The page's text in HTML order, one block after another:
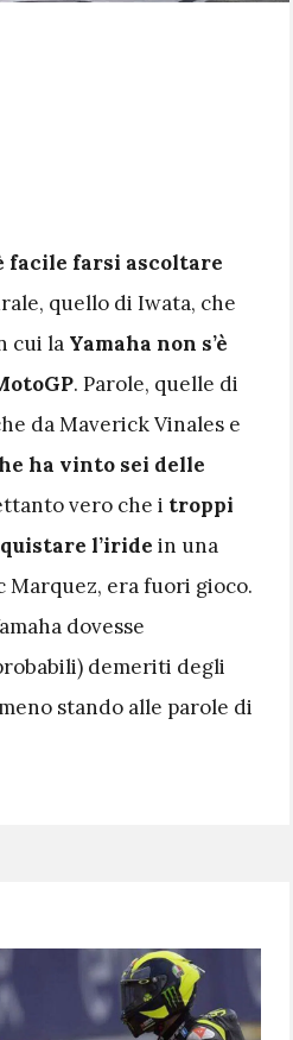
facile farsi ascoltare
quello di Iwata, che
cui la Yamaha non s’è
. Parole, quelle di
da Maverick Vinales e
ha vinto sei delle
vero che i troppi
l’iride in una
era fuori gioco.
dovesse
demeriti degli
stando alle parole di